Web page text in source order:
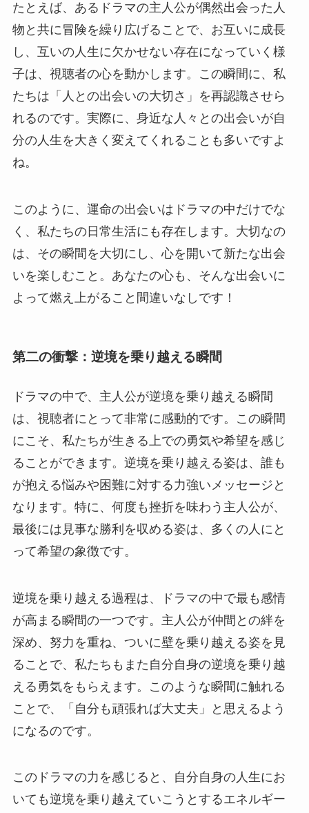
たとえば、あるドラマの主人公が偶然出会った人
物と共に冒険を繰り広げることで、お互いに成長
し、互いの人生に欠かせない存在になっていく様
子は、視聴者の心を動かします。この瞬間に、私
たちは「人との出会いの大切さ」を再認識させら
れるのです。実際に、身近な人々との出会いが自
分の人生を大きく変えてくれることも多いですよ
ね。
このように、運命の出会いはドラマの中だけでな
く、私たちの日常生活にも存在します。大切なの
は、その瞬間を大切にし、心を開いて新たな出会
いを楽しむこと。あなたの心も、そんな出会いに
よって燃え上がること間違いなしです！
第二の衝撃：逆境を乗り越える瞬間
ドラマの中で、主人公が逆境を乗り越える瞬間
は、視聴者にとって非常に感動的です。この瞬間
にこそ、私たちが生きる上での勇気や希望を感じ
ることができます。逆境を乗り越える姿は、誰も
が抱える悩みや困難に対する力強いメッセージと
なります。特に、何度も挫折を味わう主人公が、
最後には見事な勝利を収める姿は、多くの人にと
って希望の象徴です。
逆境を乗り越える過程は、ドラマの中で最も感情
が高まる瞬間の一つです。主人公が仲間との絆を
深め、努力を重ね、ついに壁を乗り越える姿を見
ることで、私たちもまた自分自身の逆境を乗り越
える勇気をもらえます。このような瞬間に触れる
ことで、「自分も頑張れば大丈夫」と思えるよう
になるのです。
このドラマの力を感じると、自分自身の人生にお
いても逆境を乗り越えていこうとするエネルギー